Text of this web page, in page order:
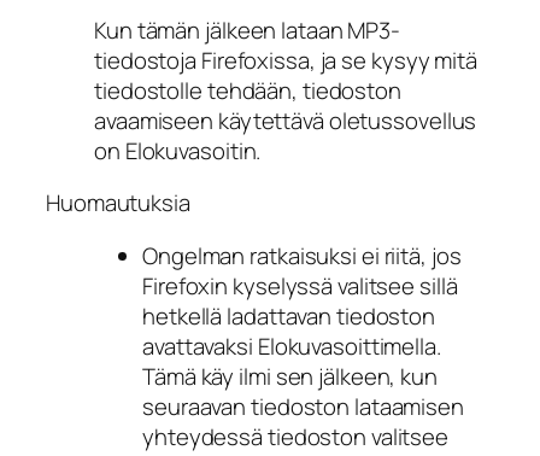
Kun tämän jälkeen lataan MP3-
tiedostoja Firefoxissa, ja se kysyy mitä
tiedostolle tehdään, tiedoston
avaamiseen käytettävä oletussovellus
on Elokuvasoitin.
Huomautuksia
Ongelman ratkaisuksi ei riitä, jos
Firefoxin kyselyssä valitsee sillä
hetkellä ladattavan tiedoston
avattavaksi Elokuvasoittimella.
Tämä käy ilmi sen jälkeen, kun
seuraavan tiedoston lataamisen
yhteydessä tiedoston valitsee